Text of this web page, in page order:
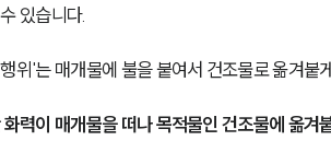
있습니다.
위'는 매개물에 불을 붙여서 건조물로 옮겨붙
력이 매개물을 떠나 목적물인 건조물에 옮겨